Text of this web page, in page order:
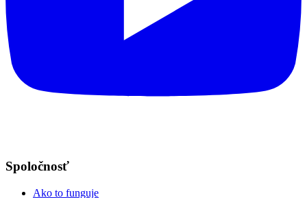
Spoločnosť
Ako to funguje